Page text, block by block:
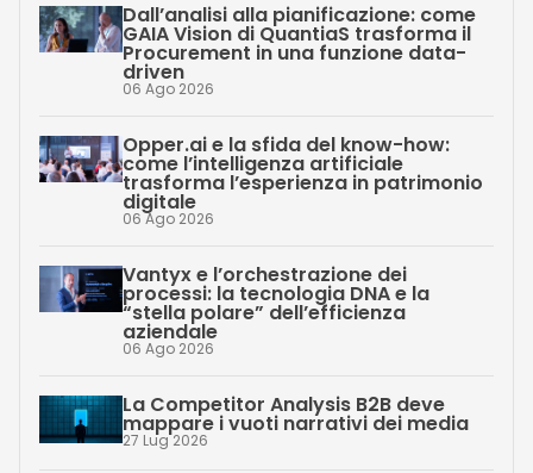
Dall’analisi alla pianificazione: come
GAIA Vision di QuantiaS trasforma il
Procurement in una funzione data-
driven
06 Ago 2026
Opper.ai e la sfida del know-how:
come l’intelligenza artificiale
trasforma l’esperienza in patrimonio
digitale
06 Ago 2026
Vantyx e l’orchestrazione dei
processi: la tecnologia DNA e la
“stella polare” dell’efficienza
aziendale
06 Ago 2026
La Competitor Analysis B2B deve
mappare i vuoti narrativi dei media
27 Lug 2026